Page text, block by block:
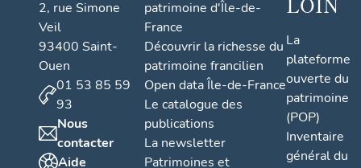
2, rue Simone
Veil
93400 Saint-
Ouen
01 53 85 59
93
Nous
contacter
Aide
patrimoine d'Île-de-
France
Découvrir la richesse du
patrimoine francilien
Open data Île-de-France
Le catalogue des
publications
La newsletter
Patrimoines et
La
plateforme
ouverte du
patrimoine
(POP)
Inventaire
général du